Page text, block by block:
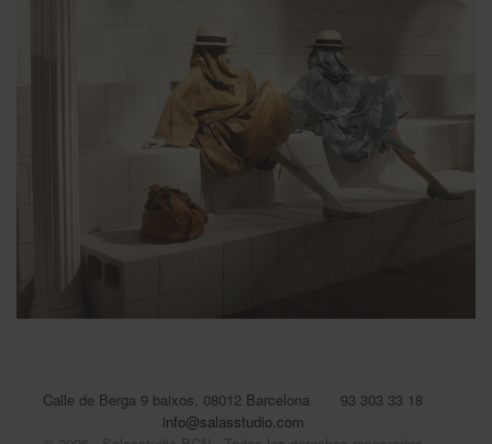
Calle de Berga 9 baixos, 08012 Barcelona
93 303 33 18
info@salasstudio.com